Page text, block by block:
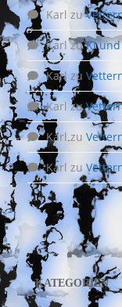
Karl zu
KarlzuKI
Karlzu
Karlzu
Karlzu
Karl zu
KATEGORIEN